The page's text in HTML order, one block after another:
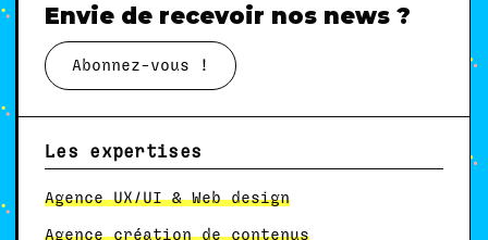
Envie de recevoir nos news ?
Abonnez-vous !
Les expertises
Agence UX/UI & Web design
Agence création de contenus